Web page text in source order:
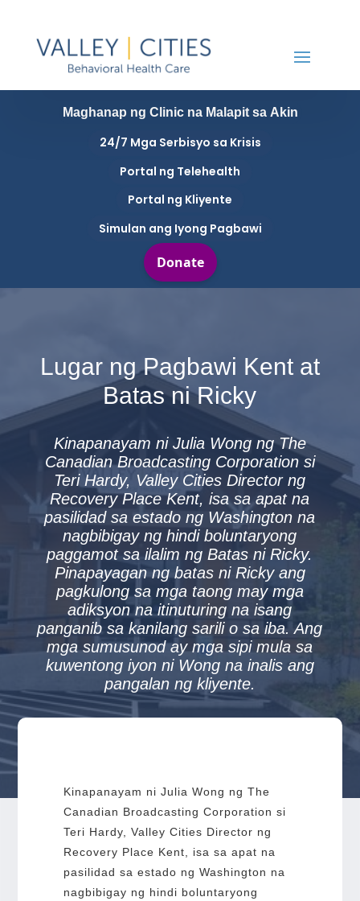
Maghanap ng Clinic na Malapit sa Akin
24/7 Mga Serbisyo sa Krisis
Portal ng Telehealth
Portal ng Kliyente
Simulan ang Iyong Pagbawi
Lugar ng Pagbawi Kent at
Batas ni Ricky
Kinapanayam ni Julia Wong ng The
Canadian Broadcasting Corporation si
Teri Hardy, Valley Cities Director ng
Recovery Place Kent, isa sa apat na
pasilidad sa estado ng Washington na
nagbibigay ng hindi boluntaryong
paggamot sa ilalim ng Batas ni Ricky.
Pinapayagan ng batas ni Ricky ang
pagkulong sa mga taong may mga
adiksyon na itinuturing na isang
panganib sa kanilang sarili o sa iba. Ang
mga sumusunod ay mga sipi mula sa
kuwentong iyon ni Wong na inalis ang
pangalan ng kliyente.
Kinapanayam ni Julia Wong ng The
Canadian Broadcasting Corporation si
Teri Hardy, Valley Cities Director ng
Recovery Place Kent, isa sa apat na
pasilidad sa estado ng Washington na
nagbibigay ng hindi boluntaryong